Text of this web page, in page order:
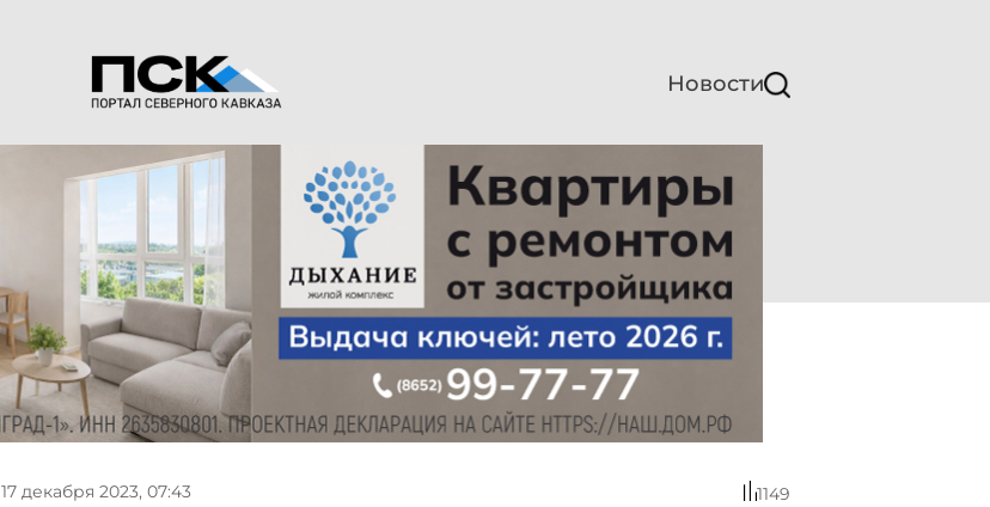
Новости
17 декабря 2023, 07:43 1149